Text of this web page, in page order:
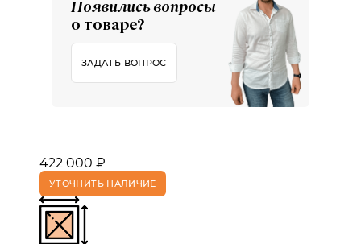
Появились вопросы
о товаре?
ЗАДАТЬ ВОПРОС
422 000 ₽
УТОЧНИТЬ НАЛИЧИЕ